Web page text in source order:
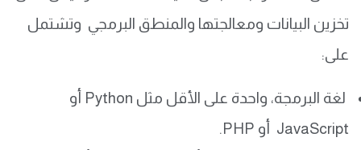
تخزين البيانات ومعالجتها والمنطق البرمجي وتشتمل
على:
لغة البرمجة، واحدة على الأقل مثل Python أو
JavaScript أو PHP.